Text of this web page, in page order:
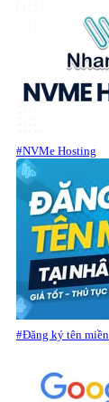
#NVMe Hosting
#Đăng ký tên miền